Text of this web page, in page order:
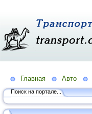
Главная Авто
Поиск на портале...